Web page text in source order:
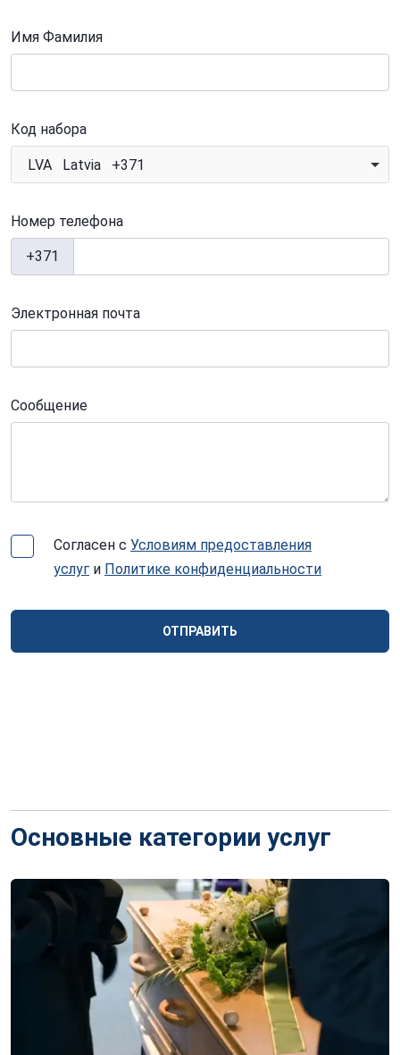
Имя Фамилия
Код набора
LVA Latvia +371
Номер телефона
+371
Электронная почта
Сообщение
Согласен с Условиям предоставления
услуг и Политике конфиденциальности
ОТПРАВИТЬ
Основные категории услуг